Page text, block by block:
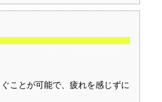
ことが可能で、疲れを感じずに